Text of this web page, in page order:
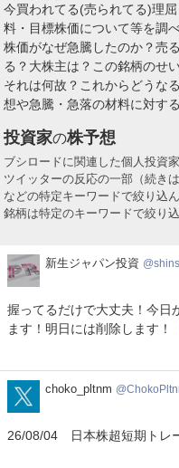
今買われてる(売られてる)理
料・目標株価について等を調
株価がなぜ急騰したのか？売
る？大株主は？この銘柄のせ
それは何故？これからどうな
想や急騰・急落の材料に対す
投資家の株予想
ブシロードに関連した個人投資
ツイッターの反応の一部（続き
などの特定キーワードで絞り込
銘柄は特定のキーワードで絞り
新
ャ
パ
資
新生ジャパン投資
握ってるだけで大丈夫！今日
ます！明日には削除します！
ChokoPltnm
choko_pltnm
26/08/04 日本株超短期トレ